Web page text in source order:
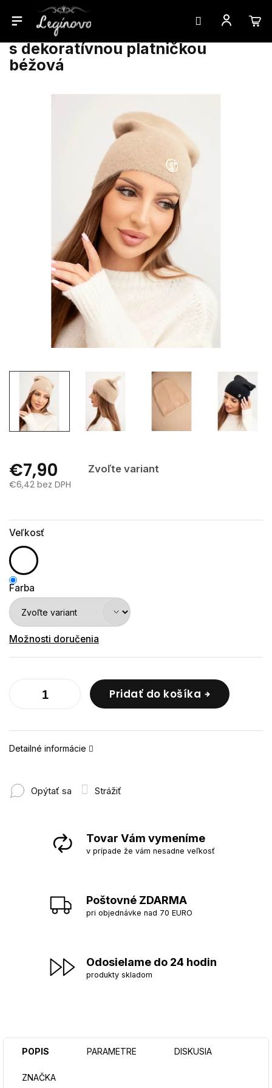
Prejsť
obsah
Dámska čiapka klasická z alpaky
s dekoratívnou platničkou
béžová
€7,90
Zvoľte variant
€6,42 bez DPH
Veľkosť
Farba
Možnosti doručenia
Pridať do košíka
Detailné informácie
Opýtať sa Strážiť
Tovar Vám vymeníme
v prípade že vám nesadne veľkosť
Poštovné ZDARMA
pri objednávke nad 70 EURO
Odosielame do 24 hodin
produkty skladom
POPIS PARAMETRE DISKUSIA
ZNAČKA